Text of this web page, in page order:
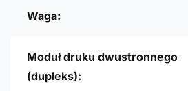
Waga:
Moduł druku dwustronnego
(dupleks):